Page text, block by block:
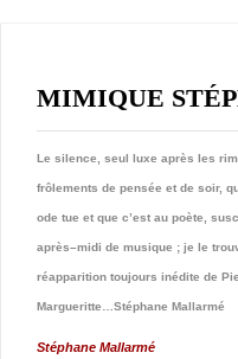
MIMIQUE
Le silence, seul luxe après les
frôlements de pensée et de soir,
ode tue et que c’est au poète,
après–midi de musique ; je le
réapparition toujours inédite de
Margueritte…Stéphane Mallarmé
Stéphane Mallarmé